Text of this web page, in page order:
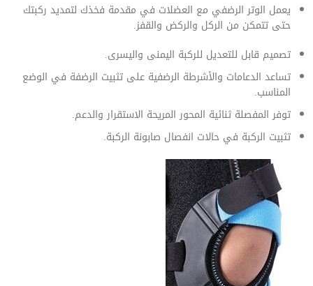
يعمل الوتر الرضفي مع العضلات في مقدمة فخذك لتمديد ركبتك
حتى تتمكن من الركل والركض والقفز.
تصميم قابل للتعديل للركبة اليمنى واليسرى.
تساعد الدعامات والأشرطة الرضفية على تثبيت الرضفة في الوضع
المناسب.
توفر المفصلة ثنائية المحور المريحة الاستقرار والدعم.
تثبيت الركبة في حالات انفصال صابونة الركبة.